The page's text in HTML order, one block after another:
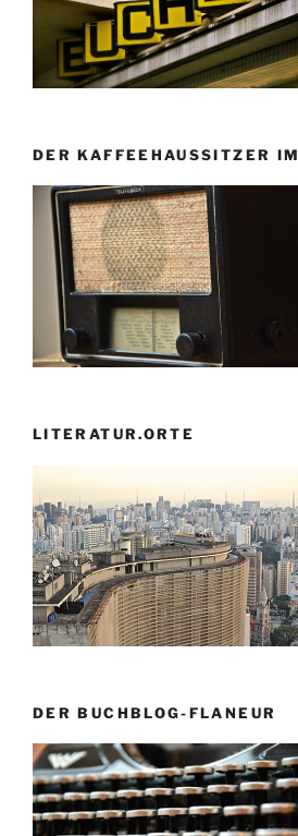
DER KAFFEEHAUSSITZER
LITERATUR.ORTE
DER BUCHBLOG-FLANEUR